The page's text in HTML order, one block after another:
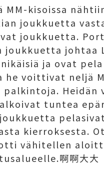
MM-kisoissa
joukkuetta
joukkuetta.
joukkuetta johtaa
ja ovat
he voittivat neljä
Heidän
tuntea
kierroksesta.
vähitellen
啊啊大大